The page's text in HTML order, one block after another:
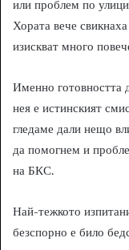
или проблем по
Хората вече
изискват много
Именно готовността
нея е истинският
гледаме дали нещо
да помогнем и
на БКС.
Най-тежкото
безспорно е било